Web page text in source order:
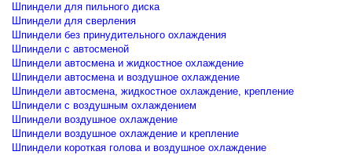
Шпиндели для пильного диска
Шпиндели для сверления
Шпиндели без принудительного охлаждения
Шпиндели с автосменой
Шпиндели автосмена и жидкостное охлаждение
Шпиндели автосмена и воздушное охлаждение
Шпиндели автосмена, жидкостное охлаждение, крепление
Шпиндели с воздушным охлаждением
Шпиндели воздушное охлаждение
Шпиндели воздушное охлаждение и крепление
Шпиндели короткая голова и воздушное охлаждение